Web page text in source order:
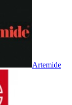
Artemide